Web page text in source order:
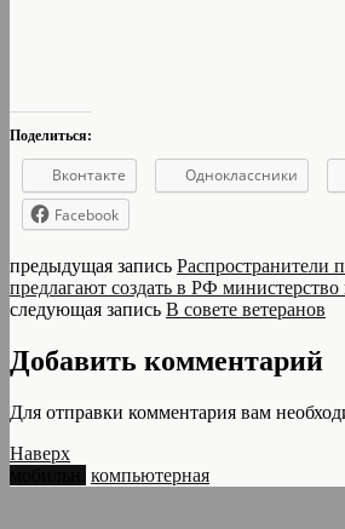
Поделиться:
Вконтакте Одноклассники
Facebook
предыдущая запись Распространители
предлагают создать в РФ
следующая запись В совете ветеранов
Добавить комментарий
Для отправки комментария вам
Наверх
компьютерная